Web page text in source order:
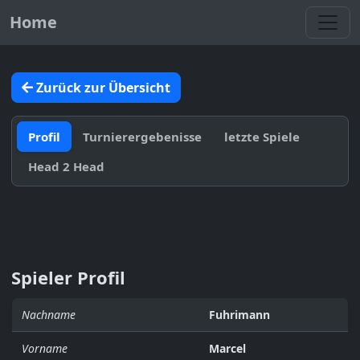
Home
Zurück zur Übersicht
Profil Turnierergebenisse
letzte Spiele
Head 2 Head
Spieler Profil
Nachname Fuhrimann
Vorname Marcel